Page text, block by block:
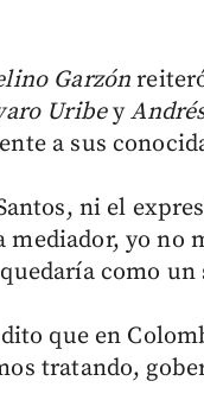
Garzón
Uribey
a sus
ni el
mediador, yo no
como un
que en
tratando,